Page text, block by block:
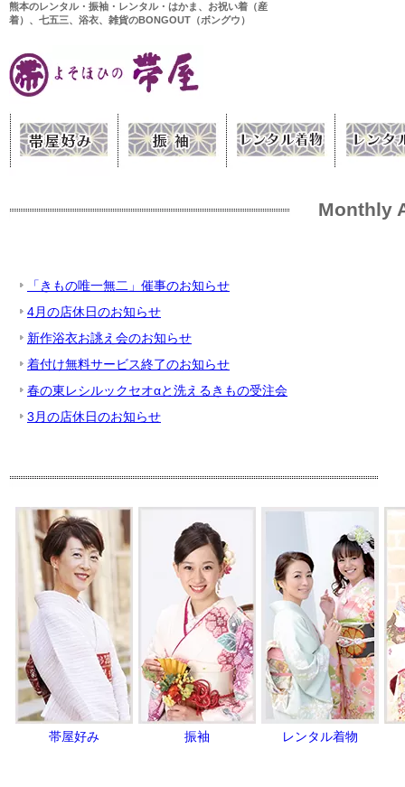
熊本のレンタル・振袖・レンタル・はかま、お祝い着（産
着）、七五三、浴衣、雑貨のBONGOUT（ボングウ）
Monthly
「きもの唯一無二」催事のお知らせ
4月の店休日のお知らせ
新作浴衣お誂え会のお知らせ
着付け無料サービス終了のお知らせ
春の東レシルックセオαと洗えるきもの受注会
3月の店休日のお知らせ
帯屋好み 振袖 レンタル着物